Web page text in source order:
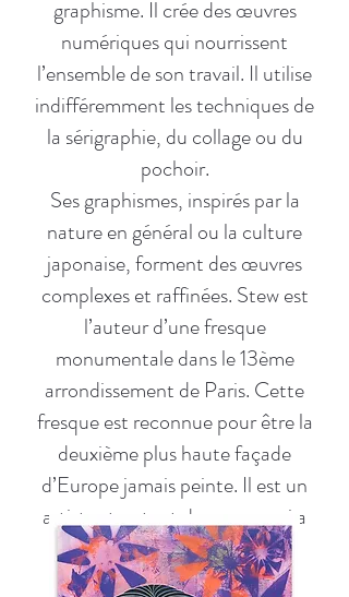
graphisme. Il crée des œuvres
numériques qui nourrissent
l’ensemble de son travail. Il utilise
indifféremment les techniques de
la sérigraphie, du collage ou du
pochoir.
Ses graphismes, inspirés par la
nature en général ou la culture
japonaise, forment des œuvres
complexes et raffinées. Stew est
l’auteur d’une fresque
monumentale dans le 13ème
arrondissement de Paris. Cette
fresque est reconnue pour être la
deuxième plus haute façade
d’Europe jamais peinte. Il est un
artiste street art de renom qui a
marqué son empreinte dans la
culture urbaine française.